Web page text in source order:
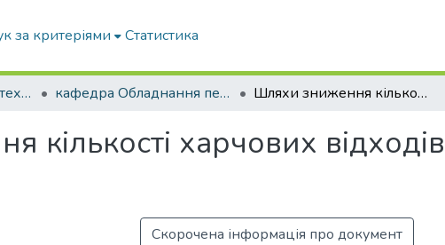
за критеріями Статистика
Факультет Механіко-технологічний кафедра Обладнання переробних і харчових виробництв ім. професора Ф.Ю. Ялпачика Шляхи зниження кількості харчових відходів в межах реалізації угоди «EGD»
харчових
Скорочена інформація про документ